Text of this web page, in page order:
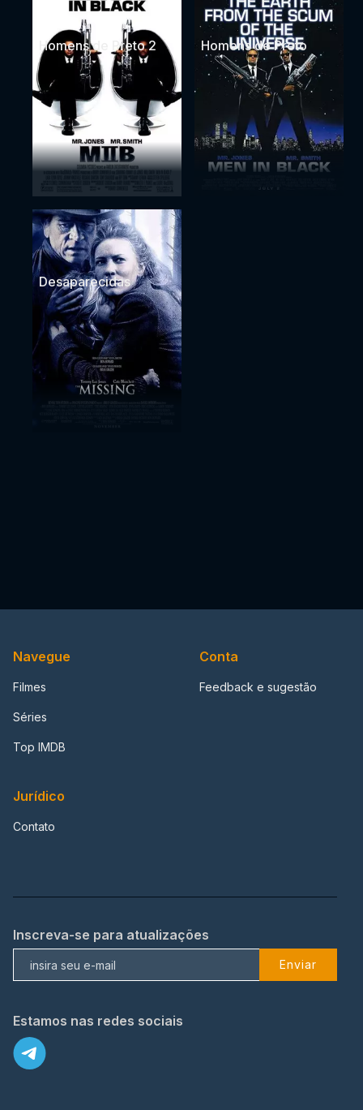
Homens de Preto 2 Homens de Preto
Desaparecidas
Navegue
Filmes
Séries
Top IMDB
Conta
Feedback e sugestão
Jurídico
Contato
Inscreva-se para atualizações
Enviar
Estamos nas redes sociais